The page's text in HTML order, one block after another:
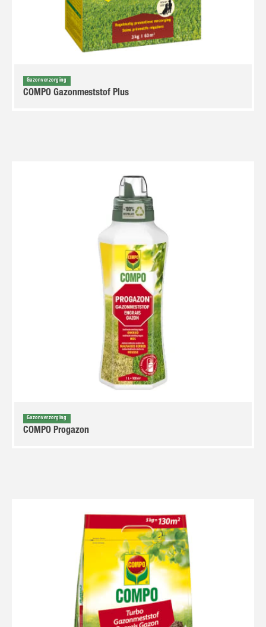
Gazonverzorging
COMPO Gazonmeststof Plus
Gazonverzorging
COMPO Progazon